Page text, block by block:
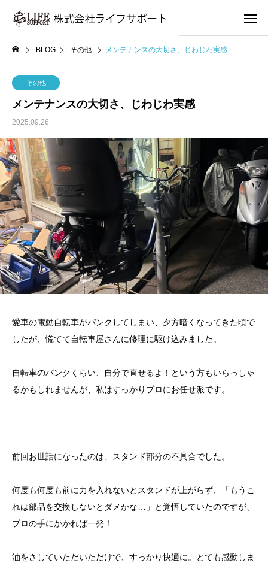
BLOG その他 メンテナンスの大切さ、じわじわ実感
その他
メンテナンスの大切さ、じわじわ実感
2025.09.26
愛車の電動自転車がパンクしてしまい、夕方暗くなってきた頃で
したが、慌てて自転車屋さんに修理に駆け込みました。
自転車のパンクくらい、自分で直せるよ！という方もいらっしゃ
るかもしれませんが、私はすっかりプロにお任せ派です。
前回お世話になったのは、スタンド部分の不具合でした。
何度も何度も前に力を入れないとスタンドが上がらず、「もうこ
れは部品を交換しないとダメかな…」と覚悟していたのですが、
プロの手にかかれば一発！
油をさしていただいただけで、すっかり快適に。とても感動しま